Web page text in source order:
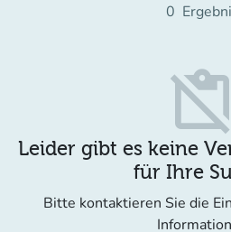
0
content_paste_off
Leider gibt es keine
für Ihre
Bitte kontaktieren Sie die